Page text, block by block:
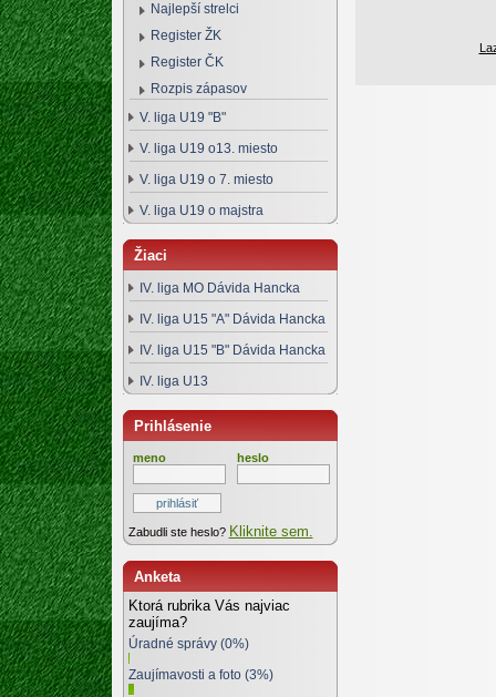
Najlepší strelci
Register ŽK
Register ČK
Rozpis zápasov
V. liga U19 "B"
V. liga U19 o13. miesto
V. liga U19 o 7. miesto
V. liga U19 o majstra
Žiaci
IV. liga MO Dávida Hancka
IV. liga U15 "A" Dávida Hancka
IV. liga U15 "B" Dávida Hancka
IV. liga U13
Prihlásenie
meno heslo
Zabudli ste heslo? Kliknite sem.
Anketa
Ktorá rubrika Vás najviac
zaujíma?
Úradné správy (0%)
Zaujímavosti a foto (3%)